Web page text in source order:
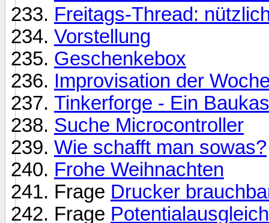
Freitags-Thread:
Vorstellung
Geschenkebox
Improvisation der
Tinkerforge - Ein
Suche Microcontroller
Wie schafft man sowas?
Frohe Weihnachten
Frage Drucker
Frage